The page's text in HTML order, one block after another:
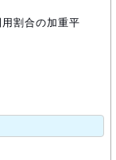
割合の加重平